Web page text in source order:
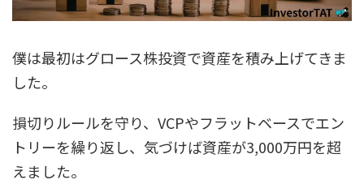
僕は最初はグロース株投資で資産を積み上げてきま
した。
損切りルールを守り、VCPやフラットベースでエン
トリーを繰り返し、気づけば資産が3,000万円を超
えました。